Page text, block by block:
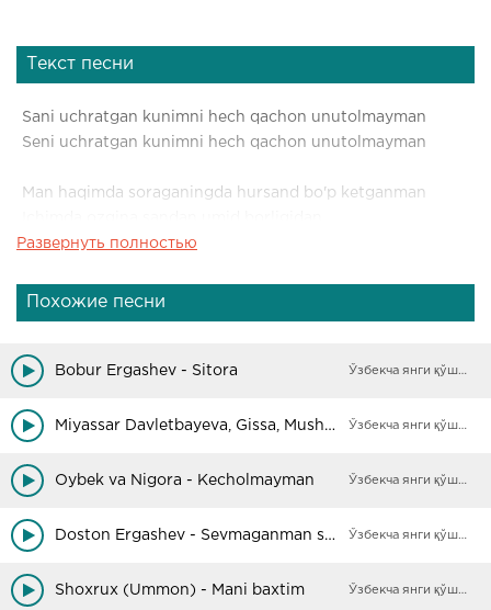
Текст песни
Sani uchratgan kunimni hech qachon unutolmayman
Seni uchratgan kunimni hech qachon unutolmayman
Man haqimda soraganingda hursand bo'p ketganman
Sani uchratgan kunimni hech qachon unutmiman
Развернуть полностью
Похожие песни
Bobur Ergashev - Sitora Ўзбекча янги қўшиқлар
Miyassar Davletbayeva, Gissa, Mushtariy Zafar, Durdona - Hozir yoki hech qachon Ўзбекча янги қўшиқлар
Oybek va Nigora - Kecholmayman Ўзбекча янги қўшиқлар
Doston Ergashev - Sevmaganman seni hech qachon Ўзбекча янги қўшиқлар
Shoxrux (Ummon) - Mani baxtim Ўзбекча янги қўшиқлар